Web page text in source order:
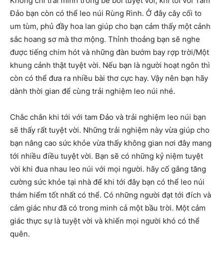
Đảo bạn còn có thể leo núi Rùng Rình. Ở đây cây cối to
um tùm, phủ đầy hoa lan giúp cho bạn cảm thấy một cảnh
sắc hoang sơ mà thơ mộng. Thỉnh thoảng bạn sẽ nghe
được tiếng chim hót và những đàn bướm bay rợp trời/Một
khung cảnh thật tuyệt vời. Nếu bạn là người hoạt ngôn thì
còn có thể đưa ra nhiều bài thơ cực hay. Vậy nên bạn hãy
dành thời gian để cùng trải nghiệm leo núi nhé.
Chắc chắn khi tới với tam Đảo và trải nghiệm leo núi bạn
sẽ thấy rất tuyệt vời. Những trải nghiệm này vừa giúp cho
bạn nâng cao sức khỏe vừa thấy không gian nơi đây mang
tới nhiều điều tuyệt vời. Bạn sẽ có những kỷ niệm tuyệt
vời khi đua nhau leo núi với mọi người. hãy cố gắng tăng
cường sức khỏe tại nhà để khi tới đây bạn có thể leo núi
thám hiểm tốt nhất có thể. Có những người đạt tới đích và
cảm giác như đã có trong minh cả một bầu trời. Một cảm
giác thực sự là tuyệt vời và khiến mọi người khó có thể
quên.